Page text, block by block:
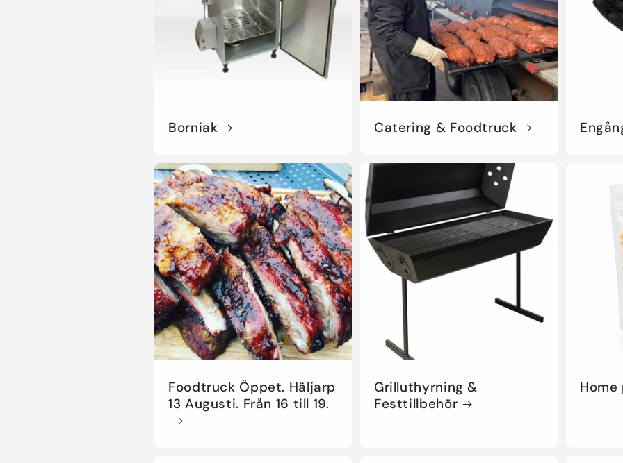
Borniak Catering & Foodtruck
Foodtruck Öppet. Häljarp
13 Augusti. Från 16 till 19.
Grilluthyrning &
Festtillbehör
Home